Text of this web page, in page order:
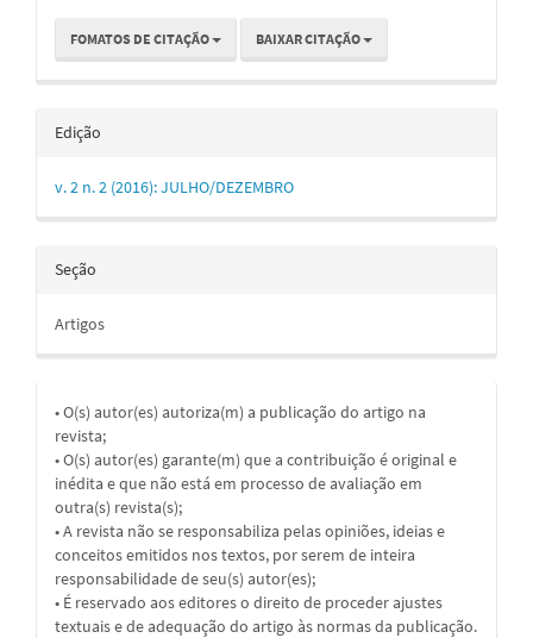
FOMATOS DE CITAÇÃO BAIXAR CITAÇÃO
Edição
v. 2 n. 2 (2016): JULHO/DEZEMBRO
Seção
Artigos
• O(s) autor(es) autoriza(m) a publicação do artigo na
revista;
• O(s) autor(es) garante(m) que a contribuição é original e
inédita e que não está em processo de avaliação em
outra(s) revista(s);
• A revista não se responsabiliza pelas opiniões, ideias e
conceitos emitidos nos textos, por serem de inteira
responsabilidade de seu(s) autor(es);
• É reservado aos editores o direito de proceder ajustes
textuais e de adequação do artigo às normas da publicação.